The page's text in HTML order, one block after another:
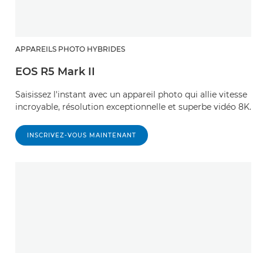
APPAREILS PHOTO HYBRIDES
EOS R5 Mark II
Saisissez l'instant avec un appareil photo qui allie vitesse
incroyable, résolution exceptionnelle et superbe vidéo 8K.
INSCRIVEZ-VOUS MAINTENANT